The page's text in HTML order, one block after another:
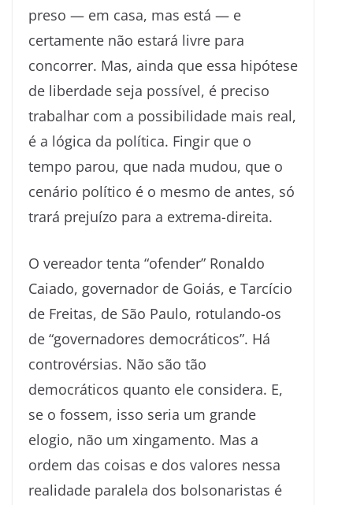
preso — em casa, mas está — e
certamente não estará livre para
concorrer. Mas, ainda que essa hipótese
de liberdade seja possível, é preciso
trabalhar com a possibilidade mais real,
é a lógica da política. Fingir que o
tempo parou, que nada mudou, que o
cenário político é o mesmo de antes, só
trará prejuízo para a extrema-direita.
O vereador tenta “ofender” Ronaldo
Caiado, governador de Goiás, e Tarcício
de Freitas, de São Paulo, rotulando-os
de “governadores democráticos”. Há
controvérsias. Não são tão
democráticos quanto ele considera. E,
se o fossem, isso seria um grande
elogio, não um xingamento. Mas a
ordem das coisas e dos valores nessa
realidade paralela dos bolsonaristas é